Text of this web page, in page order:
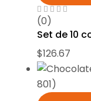
(0)
Set de 10
$126.67